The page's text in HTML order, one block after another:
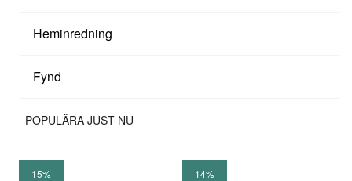
Heminredning
Fynd
POPULÄRA JUST NU
15% 14%